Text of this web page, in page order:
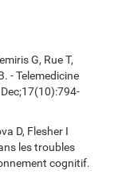
G, Rue T,
- Telemedicine
D, Flesher I
les troubles
cognitif.